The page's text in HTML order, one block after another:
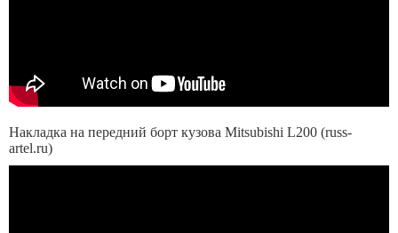
Накладка на передний борт кузова Mitsubishi L200 (russ-
artel.ru)